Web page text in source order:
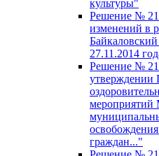
культуры"
Решение №
изменений в
27.11.2014
Решение №
утверждении
мероприятий
граждан..."